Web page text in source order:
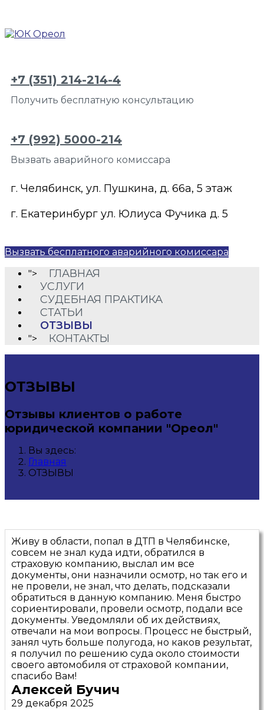
+7 (351) 214-214-4
Получить бесплатную консультацию
+7 (992) 5000-214
Вызвать аварийного комиссара
г. Челябинск, ул. Пушкина, д. 66а, 5 этаж
г. Екатеринбург ул. Юлиуса Фучика д. 5
Вызвать бесплатного аварийного комиссара
">
ГЛАВНАЯ
УСЛУГИ
СУДЕБНАЯ ПРАКТИКА
СТАТЬИ
ОТЗЫВЫ
"> КОНТАКТЫ
ОТЗЫВЫ
Отзывы клиентов о работе
юридической компании "Ореол"
Вы здесь:
Главная
ОТЗЫВЫ
Живу в области, попал в ДТП в Челябинске,
совсем не знал куда идти, обратился в
страховую компанию, выслал им все
документы, они назначили осмотр, но так его и
не провели, не знал, что делать, подсказали
обратиться в данную компанию. Меня быстро
сориентировали, провели осмотр, подали все
документы. Уведомляли об их действиях,
отвечали на мои вопросы. Процесс не быстрый,
занял чуть больше полугода, но каков результат,
я получил по решению суда около стоимости
своего автомобиля от страховой компании,
спасибо Вам!
Алексей Бучич
29 декабря 2025